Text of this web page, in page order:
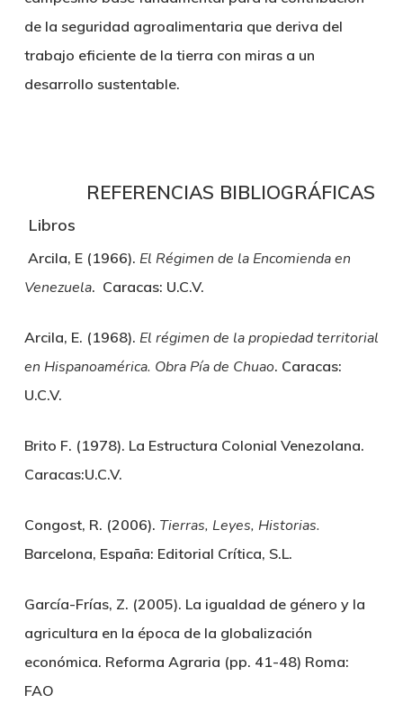
de la seguridad agroalimentaria que deriva del
trabajo eficiente de la tierra con miras a un
desarrollo sustentable.
REFERENCIAS BIBLIOGRÁFICAS
Libros
Arcila, E (1966). El Régimen de la Encomienda en
Venezuela. Caracas: U.C.V.
Arcila, E. (1968). El régimen de la propiedad territorial
en Hispanoamérica. Obra Pía de Chuao. Caracas:
U.C.V.
Brito F. (1978). La Estructura Colonial Venezolana.
Caracas:U.C.V.
Congost, R. (2006). Tierras, Leyes, Historias.
Barcelona, España: Editorial Crítica, S.L.
García-Frías, Z. (2005). La igualdad de género y la
agricultura en la época de la globalización
económica. Reforma Agraria (pp. 41-48) Roma:
FAO